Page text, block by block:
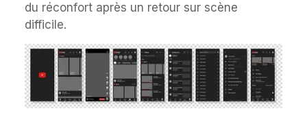
du réconfort après un retour sur scène
difficile.